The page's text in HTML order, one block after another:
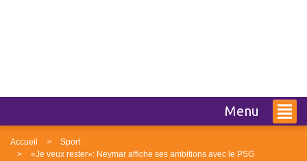
Menu
Accueil
Sport
«Je veux rester»: Neymar affiche ses ambitions avec le PSG